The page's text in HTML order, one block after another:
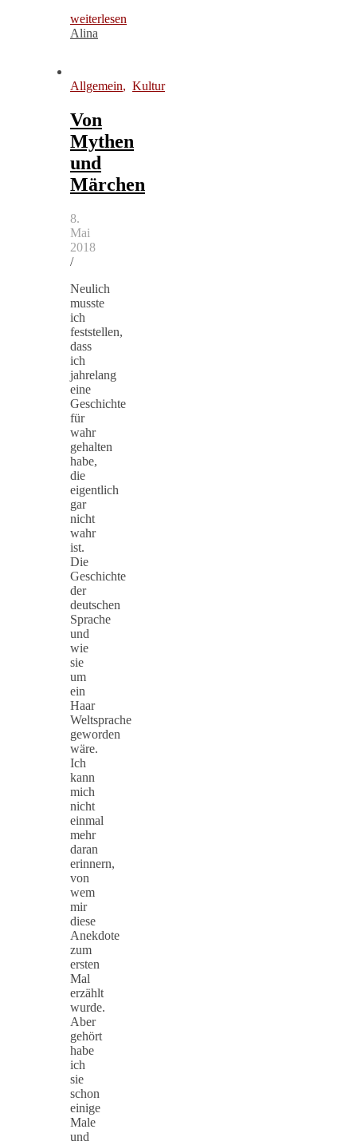
weiterlesen
Alina
Allgemein, Kultur
Von
Mythen
und
Märchen
8.
Mai
2018
/
Neulich
musste
ich
feststellen,
dass
ich
jahrelang
eine
Geschichte
für
wahr
gehalten
habe,
die
eigentlich
gar
nicht
wahr
ist.
Die
Geschichte
der
deutschen
Sprache
und
wie
sie
um
ein
Haar
Weltsprache
geworden
wäre.
Ich
kann
mich
nicht
einmal
mehr
daran
erinnern,
von
wem
mir
diese
Anekdote
zum
ersten
Mal
erzählt
wurde.
Aber
gehört
habe
ich
sie
schon
einige
Male
und